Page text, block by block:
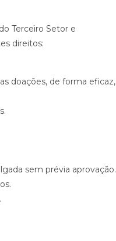
Terceiro Setor e
direitos:
doações, de forma eficaz,
sem prévia aprovação.